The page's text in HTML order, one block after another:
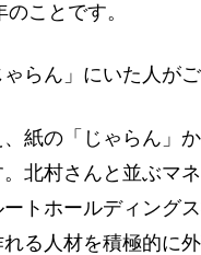
ことです。
らん」にいた人がご
紙の「じゃらん」
。北村さんと並ぶマ
ートホールディング
れる人材を積極的に